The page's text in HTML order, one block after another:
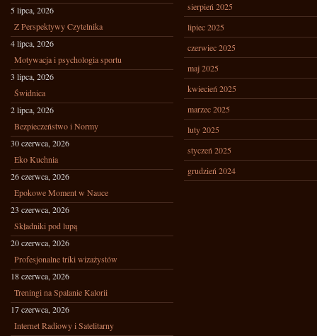
5 lipca, 2026
Z Perspektywy Czytelnika
4 lipca, 2026
Motywacja i psychologia sportu
3 lipca, 2026
Świdnica
2 lipca, 2026
Bezpieczeństwo i Normy
30 czerwca, 2026
Eko Kuchnia
26 czerwca, 2026
Epokowe Moment w Nauce
23 czerwca, 2026
Składniki pod lupą
20 czerwca, 2026
Profesjonalne triki wizażystów
18 czerwca, 2026
Treningi na Spalanie Kalorii
17 czerwca, 2026
Internet Radiowy i Satelitarny
sierpień 2025
lipiec 2025
czerwiec 2025
maj 2025
kwiecień 2025
marzec 2025
luty 2025
styczeń 2025
grudzień 2024